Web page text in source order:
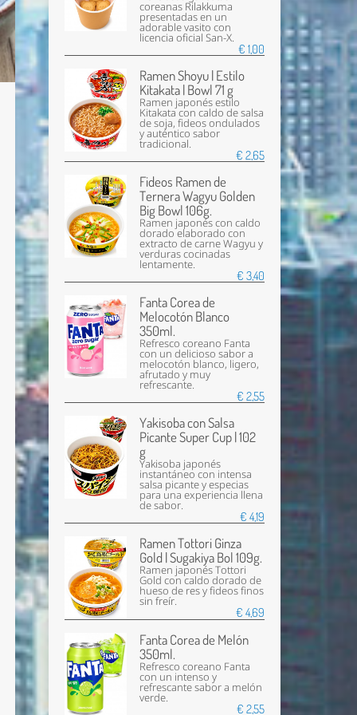
coreanas Rilakkuma
presentadas en un
adorable vasito con
licencia oficial San-X.
€ 1,00
Ramen Shoyu | Estilo
Kitakata | Bowl 71 g
Ramen japonés estilo
Kitakata con caldo de salsa
de soja, fideos ondulados
y auténtico sabor
tradicional.
€ 2,65
Fideos Ramen de
Ternera Wagyu Golden
Big Bowl 106g.
Ramen japonés con caldo
dorado elaborado con
extracto de carne Wagyu y
verduras cocinadas
lentamente.
€ 3,40
Fanta Corea de
Melocotón Blanco
350ml.
Refresco coreano Fanta
con un delicioso sabor a
melocotón blanco, ligero,
afrutado y muy
refrescante.
€ 2,55
Yakisoba con Salsa
Picante Super Cup | 102
g
Yakisoba japonés
instantáneo con intensa
salsa picante y especias
para una experiencia llena
de sabor.
€ 4,19
Ramen Tottori Ginza
Gold | Sugakiya Bol 109g.
Ramen japonés Tottori
Gold con caldo dorado de
hueso de res y fideos finos
sin freír.
€ 4,69
Fanta Corea de Melón
350ml.
Refresco coreano Fanta
con un intenso y
refrescante sabor a melón
verde.
€ 2,55